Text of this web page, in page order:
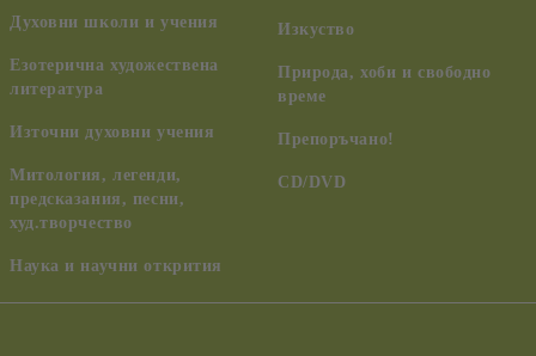
Духовни школи и учения
Езотерична художествена
литература
Източни духовни учения
Митология, легенди,
предсказания, песни,
худ.творчество
Наука и научни открития
Изкуство
Природа, хоби и свободно
време
Препоръчано!
CD/DVD